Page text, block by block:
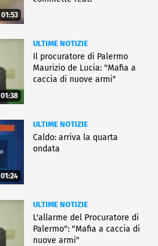
01:53
01:38
ULTIME NOTIZIE
Il procuratore di Palermo
Maurizio de Lucia: "Mafia a
caccia di nuove armi"
01:24
ULTIME NOTIZIE
Caldo: arriva la quarta
ondata
ULTIME NOTIZIE
L'allarme del Procuratore di
Palermo": "Mafia a caccia di
nuove armi"